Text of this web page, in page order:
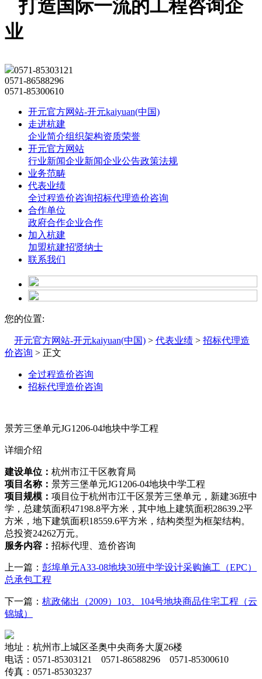
打造国际一流的工程咨询企
业
0571-85303121
0571-86588296
0571-85300610
开元官方网站-开元kaiyuan(中国)
走进杭建
企业简介组织架构资质荣誉
开元官方网站
行业新闻企业新闻企业公告政策法规
业务范畴
代表业绩
全过程造价咨询招标代理造价咨询
合作单位
政府合作企业合作
加入杭建
加盟杭建招贤纳士
联系我们
您的位置:
开元官方网站-开元kaiyuan(中国) > 代表业绩 > 招标代理造
价咨询 > 正文
全过程造价咨询
招标代理造价咨询
景芳三堡单元JG1206-04地块中学工程
详细介绍
建设单位： 杭州市江干区教育局
项目名称： 景芳三堡单元JG1206-04地块中学工程
项目规模： 项目位于杭州市江干区景芳三堡单元，新建36班中
学，总建筑面积47198.8平方米，其中地上建筑面积28639.2平
方米，地下建筑面积18559.6平方米，结构类型为框架结构。
总投资24262万元。
服务内容： 招标代理、造价咨询
上一篇： 彭埠单元A33-08地块30班中学设计采购施工（EPC）
总承包工程
下一篇： 杭政储出（2009）103、104号地块商品住宅工程（云
锦城）
地址：杭州市上城区圣奥中央商务大厦26楼
电话：0571-85303121 0571-86588296 0571-85300610
传真：0571-85303237